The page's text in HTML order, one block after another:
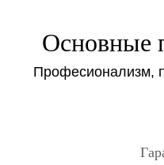
Основные
Професионализм,